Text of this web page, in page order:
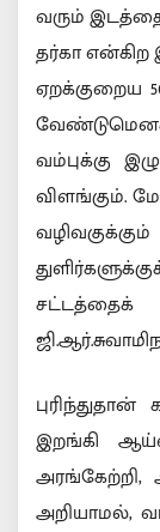
வரும் இடத்தை
தர்கா என்கிற
ஏறக்குறைய
வம்புக்கு
விளங்கும்.
இறங்கி
அரங்கேற்றி,
அறியாமல்,